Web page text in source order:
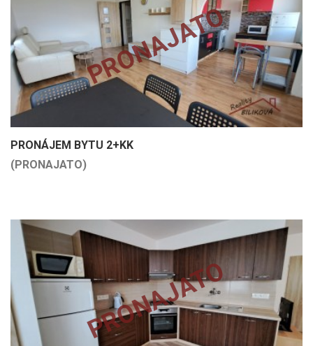
PRONAJATO
PRONÁJEM BYTU 2+KK
(PRONAJATO)
PRONAJATO